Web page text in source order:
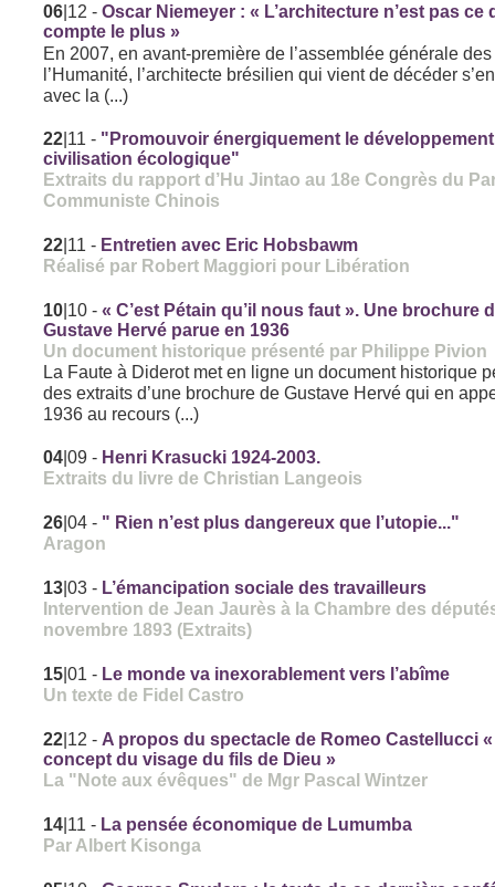
06 |12 -Oscar Niemeyer : « L’architecture n’est pas ce
compte le plus »
En 2007, en avant-première de l’assemblée générale
l’Humanité, l’architecte brésilien qui vient de décéder
avec la (...)
22 |11 - "Promouvoir énergiquement le développement
civilisation écologique"
Extraits du rapport d’Hu Jintao au 18e Congrès du
Communiste Chinois
22 |11 - Entretien avec Eric Hobsbawm
Réalisé par Robert Maggiori pour Libération
10 |10 -« C’est Pétain qu’il nous faut ». Une brochure
Gustave Hervé parue en 1936
Un document historique présenté par Philippe Pivion
La Faute à Diderot met en ligne un document historique
des extraits d’une brochure de Gustave Hervé qui en
1936 au recours (...)
04 |09 - Henri Krasucki 1924-2003.
Extraits du livre de Christian Langeois
26 |04 - " Rien n’est plus dangereux que l’utopie..."
Aragon
13 |03 - L’émancipation sociale des travailleurs
Intervention de Jean Jaurès à la Chambre des
novembre 1893 (Extraits)
15 |01 - Le monde va inexorablement vers l’abîme
Un texte de Fidel Castro
22 |12 - A propos du spectacle de Romeo Castellucci
concept du visage du fils de Dieu »
La "Note aux évêques" de Mgr Pascal Wintzer
14 |11 - La pensée économique de Lumumba
Par Albert Kisonga